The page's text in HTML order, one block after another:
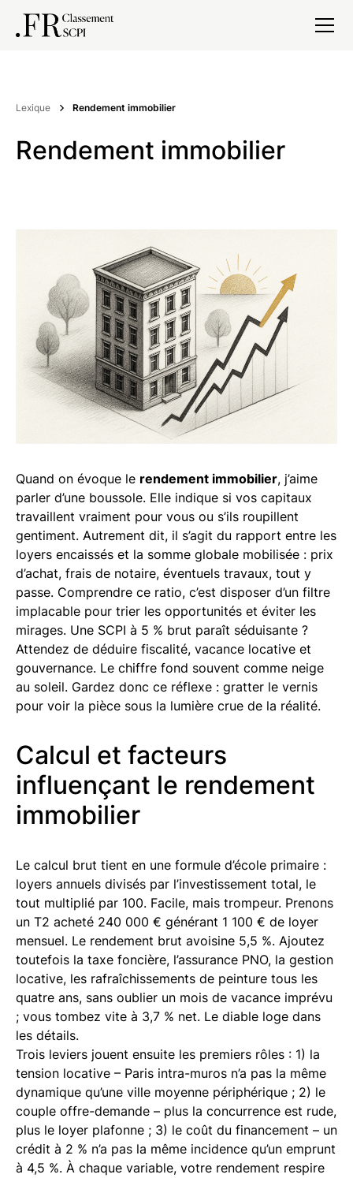
Lexique Rendement immobilier
Rendement immobilier
Quand on évoque le rendement immobilier, j’aime
parler d’une boussole. Elle indique si vos capitaux
travaillent vraiment pour vous ou s’ils roupillent
gentiment. Autrement dit, il s’agit du rapport entre les
loyers encaissés et la somme globale mobilisée : prix
d’achat, frais de notaire, éventuels travaux, tout y
passe. Comprendre ce ratio, c’est disposer d’un filtre
implacable pour trier les opportunités et éviter les
mirages. Une SCPI à 5 % brut paraît séduisante ?
Attendez de déduire fiscalité, vacance locative et
gouvernance. Le chiffre fond souvent comme neige
au soleil. Gardez donc ce réflexe : gratter le vernis
pour voir la pièce sous la lumière crue de la réalité.
Calcul et facteurs
influençant le rendement
immobilier
Le calcul brut tient en une formule d’école primaire :
loyers annuels divisés par l’investissement total, le
tout multiplié par 100. Facile, mais trompeur. Prenons
un T2 acheté 240 000 € générant 1 100 € de loyer
mensuel. Le rendement brut avoisine 5,5 %. Ajoutez
toutefois la taxe foncière, l’assurance PNO, la gestion
locative, les rafraîchissements de peinture tous les
quatre ans, sans oublier un mois de vacance imprévu
; vous tombez vite à 3,7 % net. Le diable loge dans
les détails.
Trois leviers jouent ensuite les premiers rôles : 1) la
tension locative – Paris intra-muros n’a pas la même
dynamique qu’une ville moyenne périphérique ; 2) le
couple offre-demande – plus la concurrence est rude,
plus le loyer plafonne ; 3) le coût du financement – un
crédit à 2 % n’a pas la même incidence qu’un emprunt
à 4,5 %. À chaque variable, votre rendement respire